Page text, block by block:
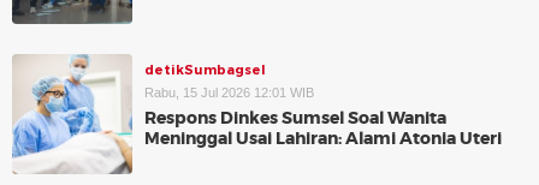
detikSumbagsel
Rabu, 15 Jul 2026 12:01 WIB
Respons Dinkes Sumsel Soal Wanita
Meninggal Usai Lahiran: Alami Atonia Uteri